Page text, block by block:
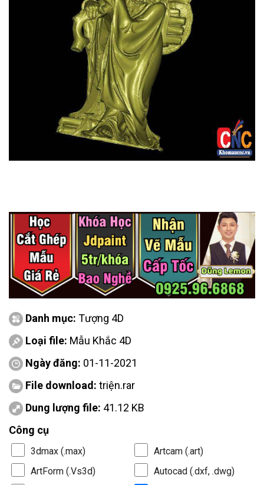
Danh mục: Tượng 4D
Loại file: Mẫu Khắc 4D
Ngày đăng: 01-11-2021
File download: triện.rar
Dung lượng file: 41.12 KB
Công cụ
3dmax (.max)
Artcam (.art)
ArtForm (.Vs3d)
Autocad (.dxf, .dwg)